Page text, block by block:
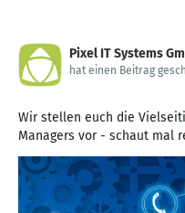
Pixel IT Systems
hat einen Beitrag
Wir stellen euch die
Managers vor - schaut mal